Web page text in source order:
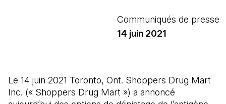
Communiqués de presse
14 juin 2021
Le 14 juin 2021 Toronto, Ont. Shoppers Drug Mart
Inc. (« Shoppers Drug Mart ») a annoncé